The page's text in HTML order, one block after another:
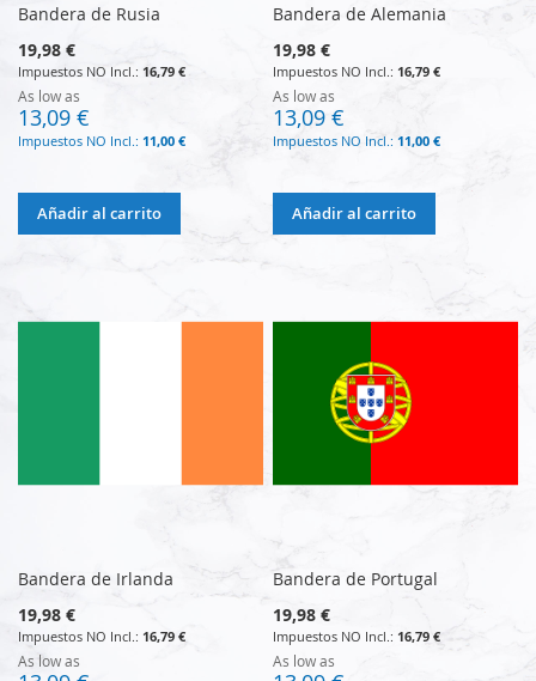
Bandera de Rusia
19,98 €
16,79 €
As low as
13,09 €
11,00 €
Añadir al carrito
Bandera de Alemania
19,98 €
16,79 €
As low as
13,09 €
11,00 €
Añadir al carrito
Bandera de Irlanda
19,98 €
16,79 €
As low as
Bandera de Portugal
19,98 €
16,79 €
As low as